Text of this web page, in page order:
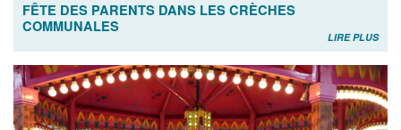
FÊTE DES PARENTS DANS LES CRÈCHES
COMMUNALES
LIRE PLUS